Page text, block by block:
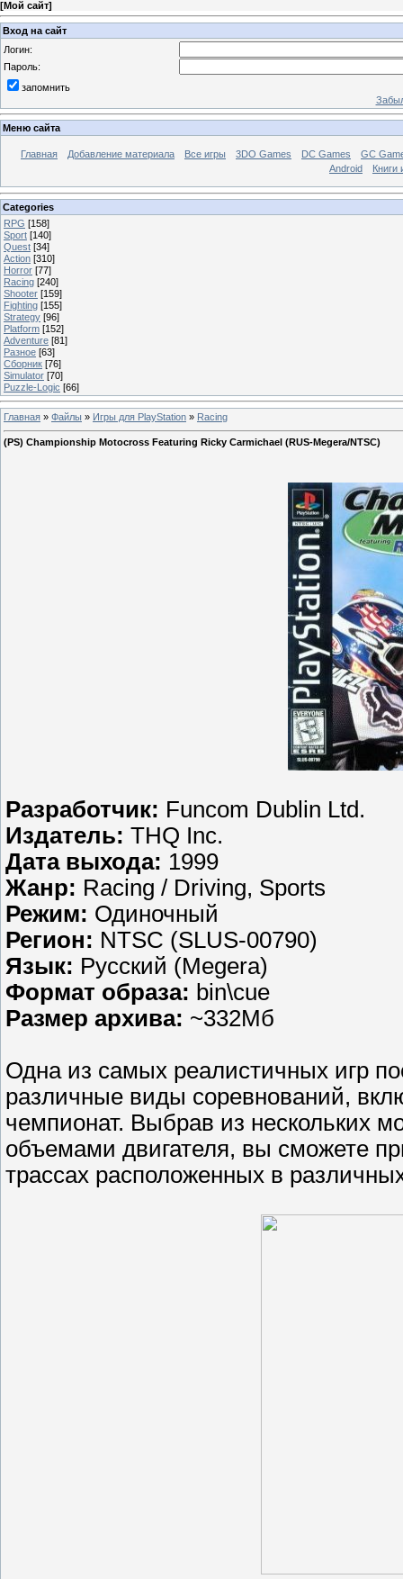
[Мой сайт]
Вход на сайт
Логин:
Пароль:
запомнить
Меню сайта
Главная Добавление материала Все игры 3DO Games DC Games
GC
Android
Книги
Categories
RPG [158]
Sport [140]
Quest [34]
Action [310]
Horror [77]
Racing [240]
Shooter [159]
Fighting [155]
Strategy [96]
Platform [152]
Adventure [81]
Разное [63]
Сборник [76]
Simulator [70]
Puzzle-Logic [66]
Главная » Файлы » Игры для PlayStation » Racing
(PS) Championship Motocross Featuring Ricky Carmichael (RUS-Megera/NTSC)
Разработчик: Funcom Dublin Ltd.
Издатель: THQ Inc.
Дата выхода: 1999
Жанр: Racing / Driving, Sports
Режим: Одиночный
Регион: NTSC (SLUS-00790)
Язык: Русский (Megera)
Формат образа: bin\cue
Размер архива: ~332Мб
Одна из самых реалистичных игр
различные виды соревнований,
чемпионат. Выбрав из нескольких
объемами двигателя, вы сможете
трассах расположенных в